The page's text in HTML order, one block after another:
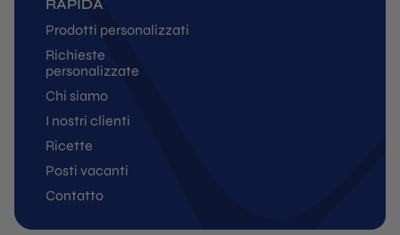
RAPIDA
Prodotti personalizzati
Richieste
personalizzate
Chi siamo
I nostri clienti
Ricette
Posti vacanti
Contatto